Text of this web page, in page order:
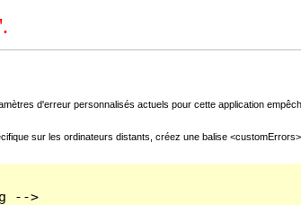
d'erreur personnalisés actuels pour cette application
sur les ordinateurs distants, créez une balise
-->